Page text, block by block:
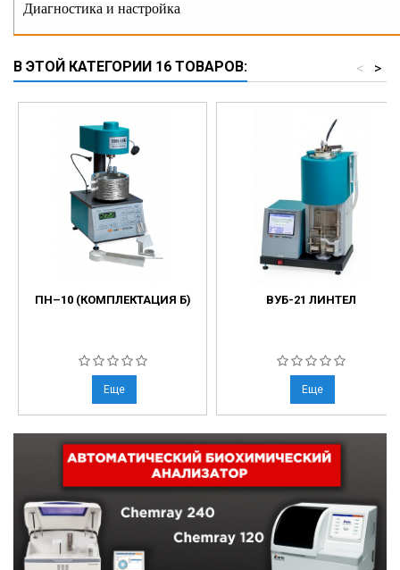
Диагностика и настройка
В ЭТОЙ КАТЕГОРИИ 16 ТОВАРОВ: >
<
ПН–10 (КОМПЛЕКТАЦИЯ Б)
Еще
ВУБ-21 ЛИНТЕЛ
Еще